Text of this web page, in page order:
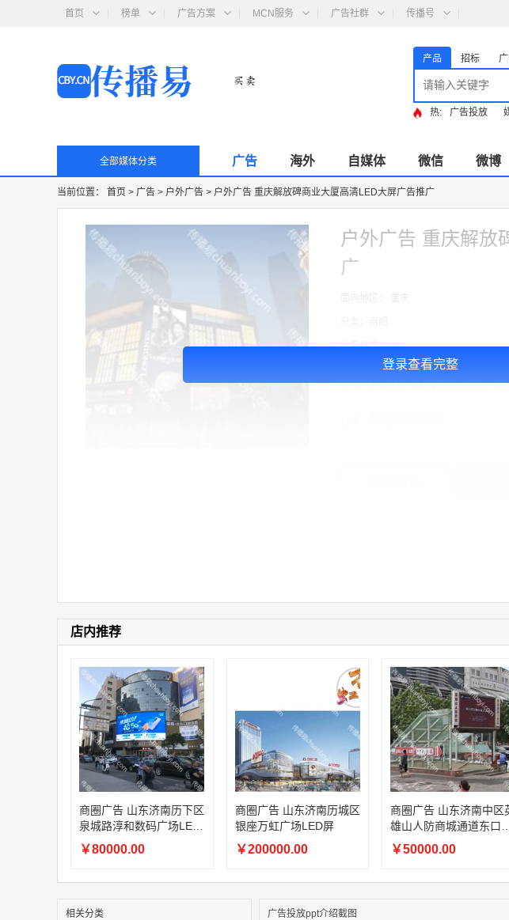
首页 榜单 广告方案 MCN服务 广告社群 传播号
产品 招标
热: 广告投放
全部媒体分类 广告 海外 自媒体 微信 微博
当前位置： 首页 > 广告 > 户外广告 > 户外广告 重庆解放碑商业大厦高清LED大屏广告推广
登录查看完整
户外广告 重庆解放
广
收费模式：cpc
广告投放注意事项：媒体形式：LED
屏时间：08:00－23:00，投放周期：1天
04:09:07 182****6963 联系了该
10:41:47 139****8472 联系了该媒
02:28:16 183****1249 联系了该媒
05:13:40 159****9700
联系了该
08:52:47 155****6115 联系了该媒
03:27:46 181****7631 联系了该
03:18:49 173****0620 联系了该
03:20:56 156****3374 联系了该
03:42:33 158****0746 联系了该
01:59:39 189****2617 联系了该
12:40:20 177****7961
联系了该
04:16:44 181****0078 联系了该
店内推荐
商圈广告 山东济南历下区
泉城路淳和数码广场LED
屏
￥80000.00
商圈广告 山东济南历城区
银座万虹广场LED屏
￥200000.00
商圈广告 山东济南中区
雄山人防商城通道东口LE
D屏
￥50000.00
相关分类 广告投放ppt介绍截图